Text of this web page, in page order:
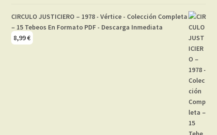
CIRCULO JUSTICIERO – 1978 - Vértice - Colección Completa
– 15 Tebeos En Formato PDF - Descarga Inmediata
8,99€